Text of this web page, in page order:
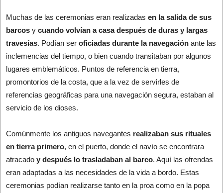
Muchas de las ceremonias eran realizadas en la salida de sus
barcos y cuando volvían a casa después de duras y largas
travesías. Podían ser oficiadas durante la navegación ante las
inclemencias del tiempo, o bien cuando transitaban por algunos
lugares emblemáticos. Puntos de referencia en tierra,
promontorios de la costa, que a la vez de servirles de
referencias geográficas para una navegación segura, estaban al
servicio de los dioses.
Comúnmente los antiguos navegantes realizaban sus rituales
en tierra primero, en el puerto, donde el navío se encontrara
atracado y después lo trasladaban al barco. Aquí las ofrendas
eran adaptadas a las necesidades de la vida a bordo. Estas
ceremonias podían realizarse tanto en la proa como en la popa